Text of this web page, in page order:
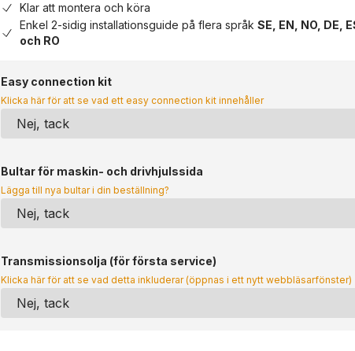
Klar att montera och köra
Enkel 2-sidig installationsguide på flera språk SE, EN, NO, DE,
och RO
Easy connection kit
Klicka här för att se vad ett easy connection kit innehåller
Bultar för maskin- och drivhjulssida
Lägga till nya bultar i din beställning?
Transmissionsolja (för första service)
Klicka här för att se vad detta inkluderar (öppnas i ett nytt webbläsarfönster)